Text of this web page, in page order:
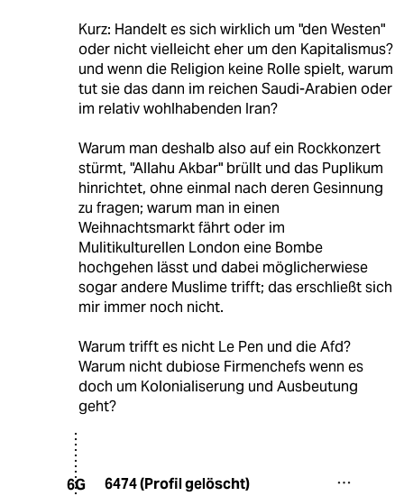
Kurz: Handelt es sich wirklich um "den Westen"
oder nicht vielleicht eher um den Kapitalismus?
und wenn die Religion keine Rolle spielt, warum
tut sie das dann im reichen Saudi-Arabien oder
im relativ wohlhabenden Iran?
Warum man deshalb also auf ein Rockkonzert
stürmt, "Allahu Akbar" brüllt und das Puplikum
hinrichtet, ohne einmal nach deren Gesinnung
zu fragen; warum man in einen
Weihnachtsmarkt fährt oder im
Mulitikulturellen London eine Bombe
hochgehen lässt und dabei möglicherwiese
sogar andere Muslime trifft; das erschließt sich
mir immer noch nicht.
Warum trifft es nicht Le Pen und die Afd?
Warum nicht dubiose Firmenchefs wenn es
doch um Kolonialiserung und Ausbeutung
geht?
6G 6474 (Profil gelöscht)